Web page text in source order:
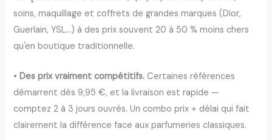
soins, maquillage et coffrets de grandes marques (Dior,
Guerlain, YSL…) à des prix souvent 20 à 50 % moins chers
qu'en boutique traditionnelle.
•Des prix vraiment compétitifs. Certaines références
démarrent dès 9,95 €, et la livraison est rapide —
comptez 2 à 3 jours ouvrés. Un combo prix + délai qui fait
clairement la différence face aux parfumeries classiques.